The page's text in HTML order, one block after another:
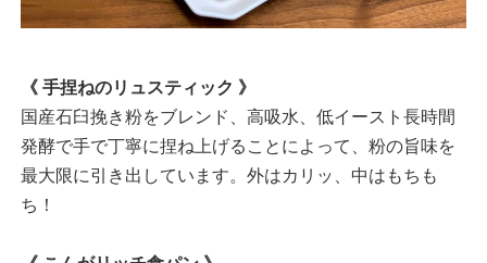
《 手捏ねのリュスティック 》
国産石臼挽き粉をブレンド、高吸水、低イースト長時間
発酵で手で丁寧に捏ね上げることによって、粉の旨味を
最大限に引き出しています。外はカリッ、中はもちも
ち！